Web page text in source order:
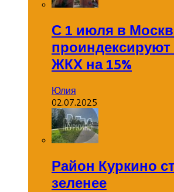
С 1 июля в
ЖКХ на 15%
Юлия
02.07.2025
Район Куркино
зеленее